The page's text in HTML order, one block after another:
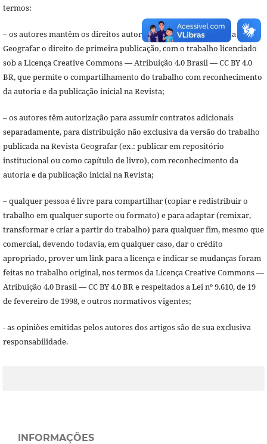
termos:
– os autores mantêm os direitos autorais e transferem à Revista
Geografar o direito de primeira publicação, com o trabalho licenciado
sob a Licença Creative Commons — Atribuição 4.0 Brasil — CC BY 4.0
BR, que permite o compartilhamento do trabalho com reconhecimento
da autoria e da publicação inicial na Revista;
– os autores têm autorização para assumir contratos adicionais
separadamente, para distribuição não exclusiva da versão do trabalho
publicada na Revista Geografar (ex.: publicar em repositório
institucional ou como capítulo de livro), com reconhecimento da
autoria e da publicação inicial na Revista;
– qualquer pessoa é livre para compartilhar (copiar e redistribuir o
trabalho em qualquer suporte ou formato) e para adaptar (remixar,
transformar e criar a partir do trabalho) para qualquer fim, mesmo que
comercial, devendo todavia, em qualquer caso, dar o crédito
apropriado, prover um link para a licença e indicar se mudanças foram
feitas no trabalho original, nos termos da Licença Creative Commons —
Atribuição 4.0 Brasil — CC BY 4.0 BR e respeitados a Lei nº 9.610, de 19
de fevereiro de 1998, e outros normativos vigentes;
- as opiniões emitidas pelos autores dos artigos são de sua exclusiva
responsabilidade.
INFORMAÇÕES